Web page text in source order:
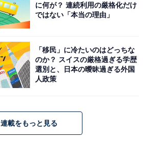
に何が？ 連続利用の厳格化だけ
ではない「本当の理由」
「移民」に冷たいのはどっちな
のか？ スイスの厳格過ぎる学歴
選別と、日本の曖昧過ぎる外国
人政策
連載をもっと見る